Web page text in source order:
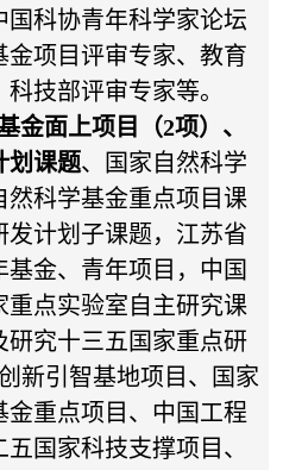
国科协青年科学家论坛
项目评审专家、教育
技部评审专家等。
金面上项目（2项）、
划课题、国家自然科学
然科学基金重点项目课
计划子课题，江苏省
基金、青年项目，中国
点实验室自主研究课
研究十三五国家重点研
新引智基地项目、国家
重点项目、中国工程
国家科技支撑项目、